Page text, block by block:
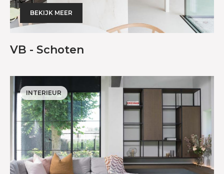
BEKIJK MEER
VB - Schoten
INTERIEUR